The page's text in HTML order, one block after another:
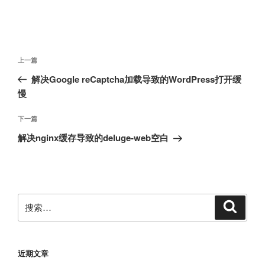
文
导
航
上
一
篇
章
上一篇
解决Google reCaptcha加载导致的WordPress打开缓
慢
下
一
下一篇
解决nginx缓存导致的deluge-web空白
索：
近期文章